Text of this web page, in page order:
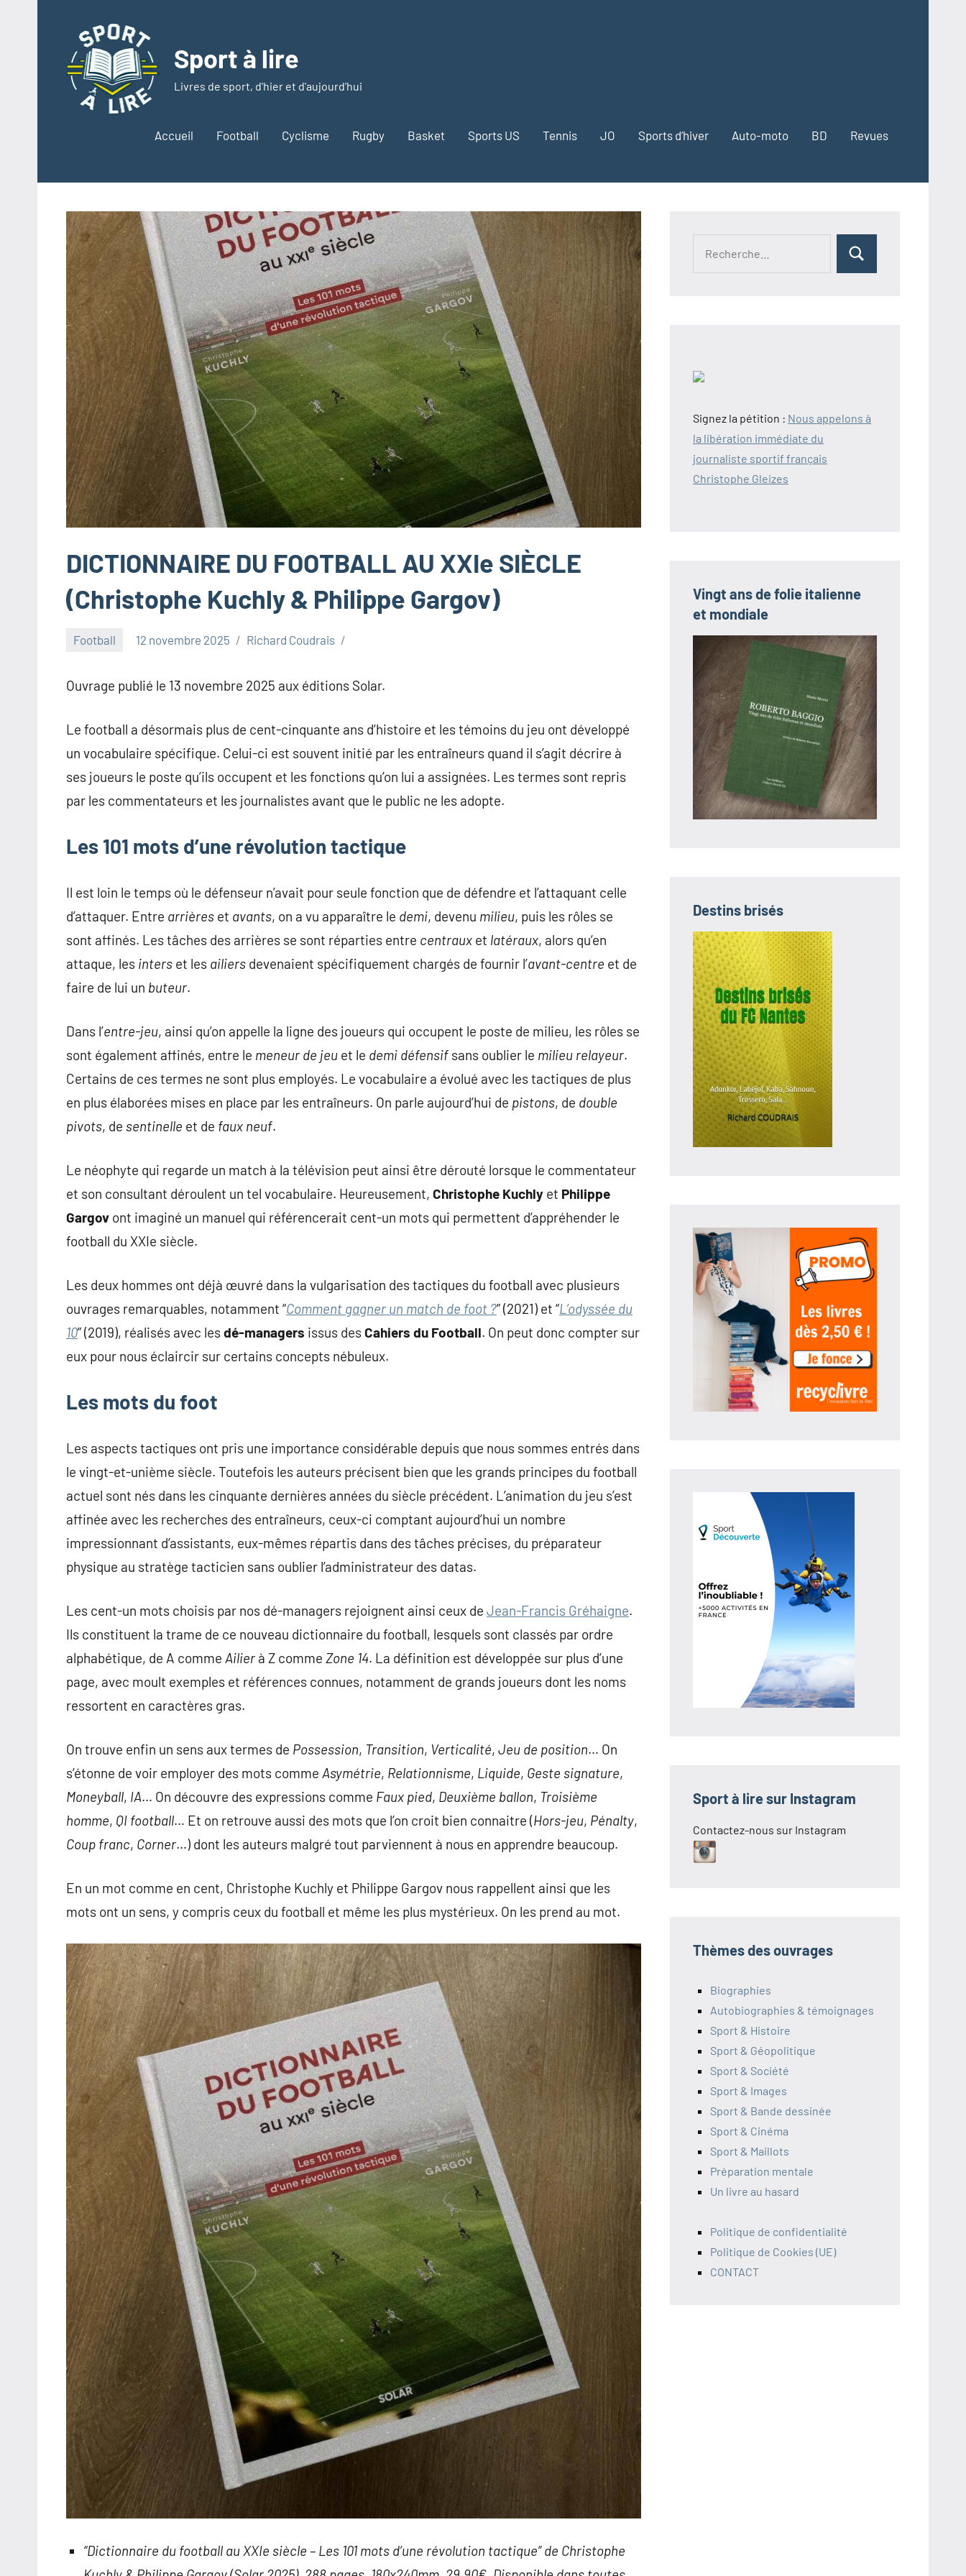
contenu
Sport à lire
Livres de sport, d'hier et d'aujourd'hui
Accueil Football Cyclisme Rugby Basket Sports US Tennis JO Sports d’hiver Auto-moto BD Revues
DICTIONNAIRE DU FOOTBALL AU XXIe SIÈCLE
(Christophe Kuchly & Philippe Gargov)
Football 12 novembre 2025 Richard Coudrais
Ouvrage publié le 13 novembre 2025 aux éditions Solar.
Le football a désormais plus de cent-cinquante ans d’histoire et les témoins du jeu ont développé
un vocabulaire spécifique. Celui-ci est souvent initié par les entraîneurs quand il s’agit décrire à
ses joueurs le poste qu’ils occupent et les fonctions qu’on lui a assignées. Les termes sont repris
par les commentateurs et les journalistes avant que le public ne les adopte.
Les 101 mots d’une révolution tactique
Il est loin le temps où le défenseur n’avait pour seule fonction que de défendre et l’attaquant celle
d’attaquer. Entre arrières et avants, on a vu apparaître le demi, devenu milieu, puis les rôles se
sont affinés. Les tâches des arrières se sont réparties entre centraux et latéraux, alors qu’en
attaque, les inters et les ailiers devenaient spécifiquement chargés de fournir l’avant-centre et de
faire de lui un buteur.
Dans l’entre-jeu, ainsi qu’on appelle la ligne des joueurs qui occupent le poste de milieu, les rôles se
sont également affinés, entre le meneur de jeu et le demi défensif sans oublier le milieu relayeur.
Certains de ces termes ne sont plus employés. Le vocabulaire a évolué avec les tactiques de plus
en plus élaborées mises en place par les entraîneurs. On parle aujourd’hui de pistons, de double
pivots, de sentinelle et de faux neuf.
Le néophyte qui regarde un match à la télévision peut ainsi être dérouté lorsque le commentateur
et son consultant déroulent un tel vocabulaire. Heureusement, Christophe Kuchly et Philippe
Gargov ont imaginé un manuel qui référencerait cent-un mots qui permettent d’appréhender le
football du XXIe siècle.
Les deux hommes ont déjà œuvré dans la vulgarisation des tactiques du football avec plusieurs
ouvrages remarquables, notamment “Comment gagner un match de foot ?” (2021) et “L’odyssée du
10” (2019), réalisés avec lesdé-managers issus desCahiers du Football. On peut donc compter sur
eux pour nous éclaircir sur certains concepts nébuleux.
Les mots du foot
Les aspects tactiques ont pris une importance considérable depuis que nous sommes entrés dans
le vingt-et-unième siècle. Toutefois les auteurs précisent bien que les grands principes du football
actuel sont nés dans les cinquante dernières années du siècle précédent. L’animation du jeu s’est
affinée avec les recherches des entraîneurs, ceux-ci comptant aujourd’hui un nombre
impressionnant d’assistants, eux-mêmes répartis dans des tâches précises, du préparateur
physique au stratège tacticien sans oublier l’administrateur des datas.
Les cent-un mots choisis par nos dé-managers rejoignent ainsi ceux de Jean-Francis Gréhaigne.
Ils constituent la trame de ce nouveau dictionnaire du football, lesquels sont classés par ordre
alphabétique, de A comme Ailier à Z comme Zone 14. La définition est développée sur plus d’une
page, avec moult exemples et références connues, notamment de grands joueurs dont les noms
ressortent en caractères gras.
On trouve enfin un sens aux termes de Possession, Transition, Verticalité, Jeu de position… On
s’étonne de voir employer des mots comme Asymétrie, Relationnisme, Liquide, Geste signature,
Moneyball, IA… On découvre des expressions comme Faux pied, Deuxième ballon, Troisième
homme, QI football… Et on retrouve aussi des mots que l’on croit bien connaitre (Hors-jeu, Pénalty,
Coup franc, Corner…) dont les auteurs malgré tout parviennent à nous en apprendre beaucoup.
En un mot comme en cent, Christophe Kuchly et Philippe Gargov nous rappellent ainsi que les
mots ont un sens, y compris ceux du football et même les plus mystérieux. On les prend au mot.
“Dictionnaire du football au XXIe siècle – Les 101 mots d’une révolution tactique” de Christophe
Rechercher
Signez la pétition : Nous appelons à
la libération immédiate du
journaliste sportif français
Christophe Gleizes
Vingt ans de folie italienne
et mondiale
Destins brisés
Sport à lire sur Instagram
Contactez-nous sur Instagram
Thèmes des ouvrages
Biographies
Autobiographies & témoignages
Sport & Histoire
Sport & Géopolitique
Sport & Société
Sport & Images
Sport & Bande dessinée
Sport & Cinéma
Sport & Maillots
Préparation mentale
Un livre au hasard
Politique de confidentialité
Politique de Cookies (UE)
CONTACT